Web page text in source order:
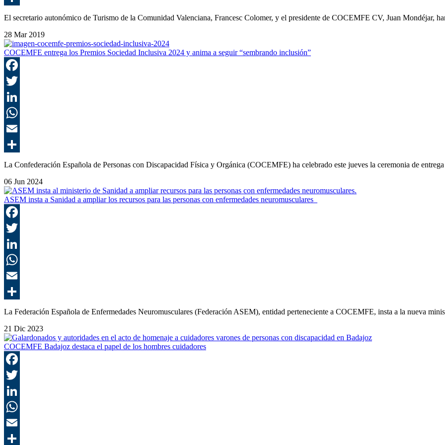
El secretario autonómico de Turismo de la Comunidad Valenciana, Francesc Colomer, y el presidente de COCEMFE CV, Juan Mondéjar,
28 Mar 2019
COCEMFE entrega los Premios Sociedad Inclusiva 2024 y anima a seguir “sembrando inclusión”
La Confederación Española de Personas con Discapacidad Física y Orgánica (COCEMFE) ha celebrado este jueves la ceremonia de
06 Jun 2024
ASEM insta a Sanidad a ampliar los recursos para las personas con enfermedades neuromusculares
La Federación Española de Enfermedades Neuromusculares (Federación ASEM), entidad perteneciente a COCEMFE, insta a la nueva
21 Dic 2023
COCEMFE Badajoz destaca el papel de los hombres cuidadores